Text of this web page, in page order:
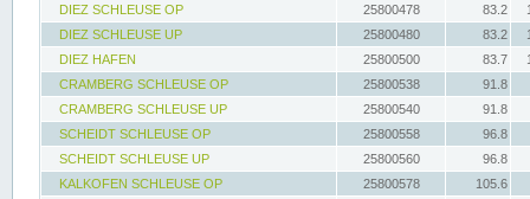
DIEZ SCHLEUSE OP
25800478 83.2
DIEZ SCHLEUSE UP
25800480 83.2
DIEZ HAFEN
25800500 83.7
CRAMBERG SCHLEUSE OP
25800538
91.8
CRAMBERG SCHLEUSE UP
25800540
91.8
SCHEIDT SCHLEUSE OP
25800558
96.8
SCHEIDT SCHLEUSE UP
25800560
96.8
KALKOFEN SCHLEUSE OP
25800578
105.6